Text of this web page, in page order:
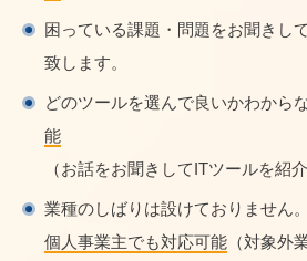
困っている課題・問題をお聞きして
致します。
どのツールを選んで良いかわから
能
（お話をお聞きしてITツールを紹
業種のしばりは設けておりません。
個人事業主でも対応可能 （対象外